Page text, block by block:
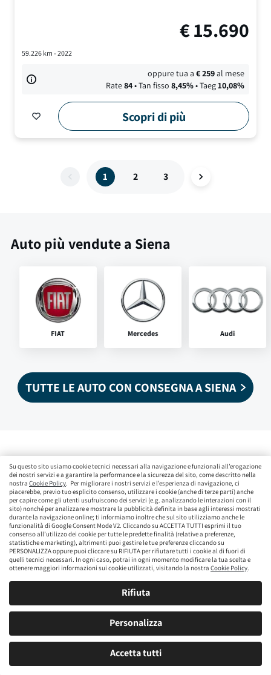
Su questo sito usiamo cookie tecnici necessari alla navigazione e funzionali all’erogazione
dei nostri servizi e a garantire la performance e la sicurezza del sito, come descritto nella
nostra Cookie Policy. Per migliorare i nostri servizi e l’esperienza di navigazione, ci
piacerebbe, previo tuo esplicito consenso, utilizzare i cookie (anche di terze parti) anche
per capire come gli utenti usufruiscono dei servizi (e.g. analizzando le interazioni con il
sito) nonché per analizzare e mostrare la pubblicità definita in base agli interessi mostrati
durante la navigazione online; ti informiamo inoltre che sul sito utilizziamo anche le
funzionalità di Google Consent Mode V2. Cliccando su ACCETTA TUTTI esprimi il tuo
consenso all’utilizzo dei cookie per tutte le predette finalità (relative a preferenze,
statistiche e marketing), altrimenti puoi gestire le tue preferenze cliccando su
PERSONALIZZA oppure puoi cliccare su RIFIUTA per rifiutare tutti i cookie al di fuori di
quelli tecnici necessari. In ogni caso, potrai in ogni momento modificare la tua scelta e
ottenere maggiori informazioni sui cookie utilizzati, visitando la nostra Cookie Policy.
Rifiuta
Personalizza
Accetta tutti
€15.690
59.226km - 2022
oppure tua a€259al mese
Rate84• Tan fisso 8,45%• Taeg10,08%
Scopri di più
1 2 3
Auto più vendute a Siena
FIAT Mercedes Audi
TUTTE LE AUTO CON CONSEGNA A SIENA
Le occasioni di auto usate a Siena su
brumbrum
Sull’e-commerce brumbrum trovi le occasioni di auto usate a
Siena che stavi aspettando. Ti basterà sfogliare il nostro
catalogo comodamente online, individuare l’auto più adatta
alle tue esigenze e procedere con l’acquisto. A tutto il resto
penseremo noi: burocrazia, passaggio di proprietà e
Con le nostre auto usate a Siena, disponibili e visualizzabili
online, potrai trovare la macchina che stavi cercando per te o
per la tua famiglia senza bisogno di fare il giro di tutti i